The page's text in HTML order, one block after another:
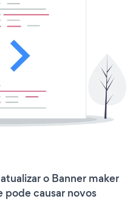
o Banner maker
pode causar novos